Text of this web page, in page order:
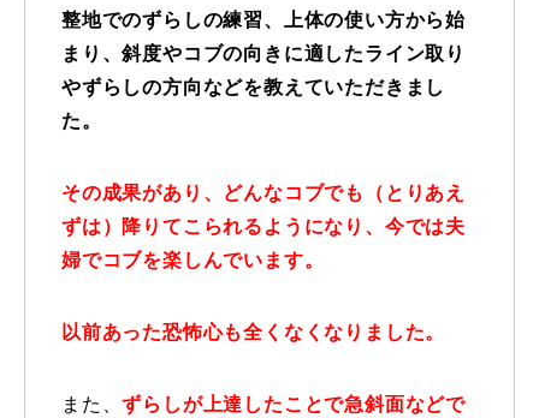
コブレッスン参加のお客様の声 Review
レッスンレポート
よくある質問
レッスン内容について
レッスン周辺に関して
整地でのずらしの練習、上体の使い方から始
まり、斜度やコブの向きに適したライン取り
やずらしの方向などを教えていただきまし
た。
その成果があり、どんなコブでも（とりあえ
ずは）降りてこられるようになり、今では夫
婦でコブを楽しんでいます。
以前あった恐怖心も全くなくなりました。
また、ずらしが上達したことで急斜面などで